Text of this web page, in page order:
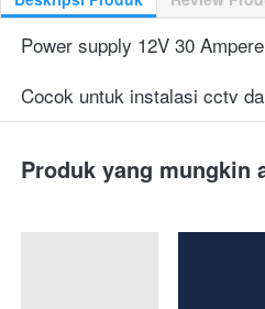
Power supply 12V 30
Cocok untuk instalasi cctv
Produk yang mungkin